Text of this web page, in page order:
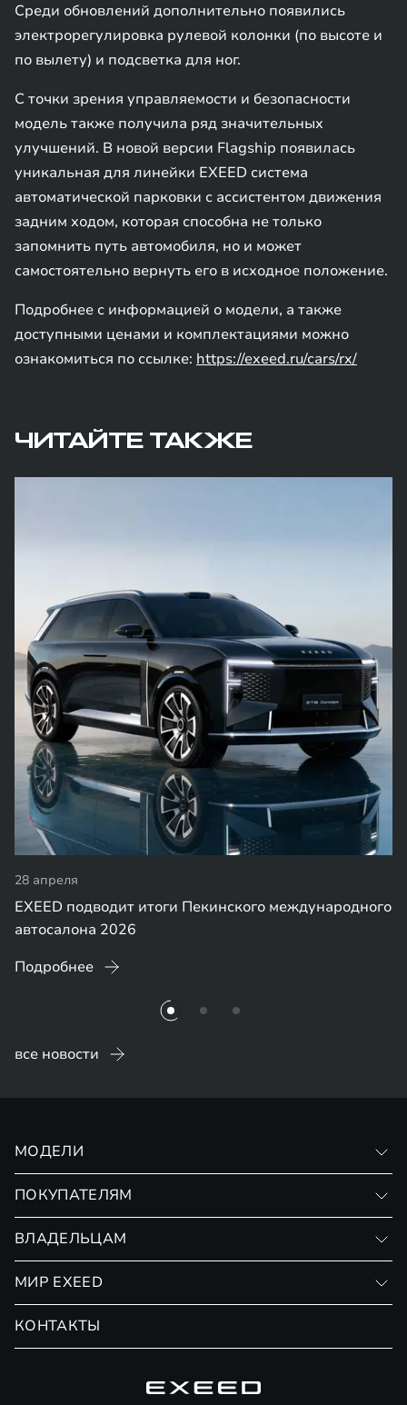
Среди обновлений дополнительно появились
электрорегулировка рулевой колонки (по высоте и
по вылету) и подсветка для ног.
С точки зрения управляемости и безопасности
модель также получила ряд значительных
улучшений. В новой версии Flagship появилась
уникальная для линейки EXEED система
автоматической парковки с ассистентом движения
задним ходом, которая способна не только
запомнить путь автомобиля, но и может
самостоятельно вернуть его в исходное положение.
Подробнее с информацией о модели, а также
доступными ценами и комплектациями можно
ознакомиться по ссылке: https://exeed.ru/cars/rx/
ЧИТАЙТЕ ТАКЖЕ
28 апреля
EXEED подводит итоги Пекинского международного
автосалона 2026
Подробнее
все новости
МОДЕЛИ
ПОКУПАТЕЛЯМ
Страхование
ВЛАДЕЛЬЦАМ
Сервис
Помощь на дорогах
МИР EXEED
КОНТАКТЫ